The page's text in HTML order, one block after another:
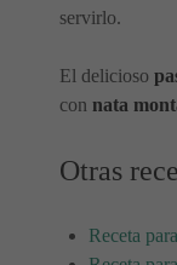
servirlo.
El delicioso
con nata
Otras
Receta